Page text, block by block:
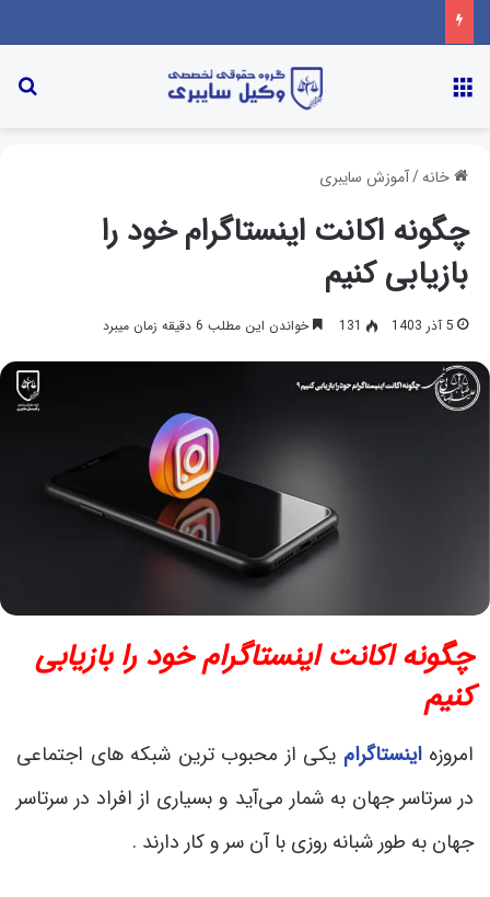
خانه/آموزش سایبری
چگونه اکانت اینستاگرام خود را
بازیابی کنیم
5 آذر 1403 131 خواندن این مطلب 6 دقیقه زمان میبرد
چگونه اکانت اینستاگرام خود را بازیابی
کنیم
امروزهاینستاگرام یکی از محبوب ترین شبکه های اجتماعی
در سرتاسر جهان به شمار می‌آید و بسیاری از افراد در سرتاسر
جهان به طور شبانه روزی با آن سر و کار دارند .